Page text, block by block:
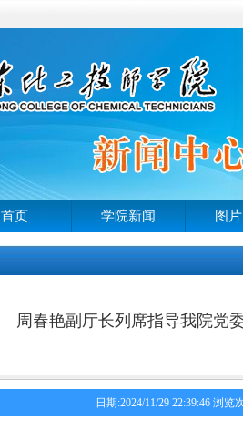
首页 学院新闻 图
周春艳副厅长列席指导我院党
日期:2024/11/29 22:39:46 浏览